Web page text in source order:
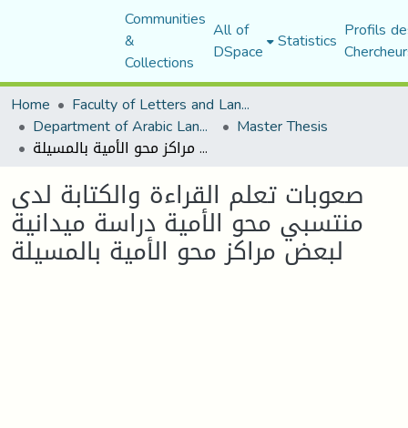
Communities
&
Collections
All of
DSpace Statistics Profils
Home
Faculty of Letters and Languages
Department of Arabic Language and Literature Master Thesis
صعوبات تعلم القراءة والكتابة لدى منتسبي محو الأمية دراسة ميدانية لبعض مراكز محو الأمية بالمسيلة
صعوبات تعلم القراءة والكتابة لدى
منتسبي محو الأمية دراسة ميدانية
لبعض مراكز محو الأمية بالمسيلة